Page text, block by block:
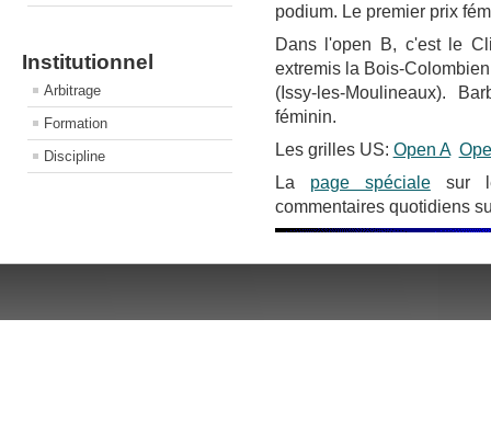
Institutionnel
Arbitrage
Formation
Discipline
podium. Le premier prix
Dans l'open B, c'est le
extremis la Bois-
(Issy-les-Moulineaux).
féminin.
Les grilles US: Open A
La page spécialesur le
commentaires quotidiens